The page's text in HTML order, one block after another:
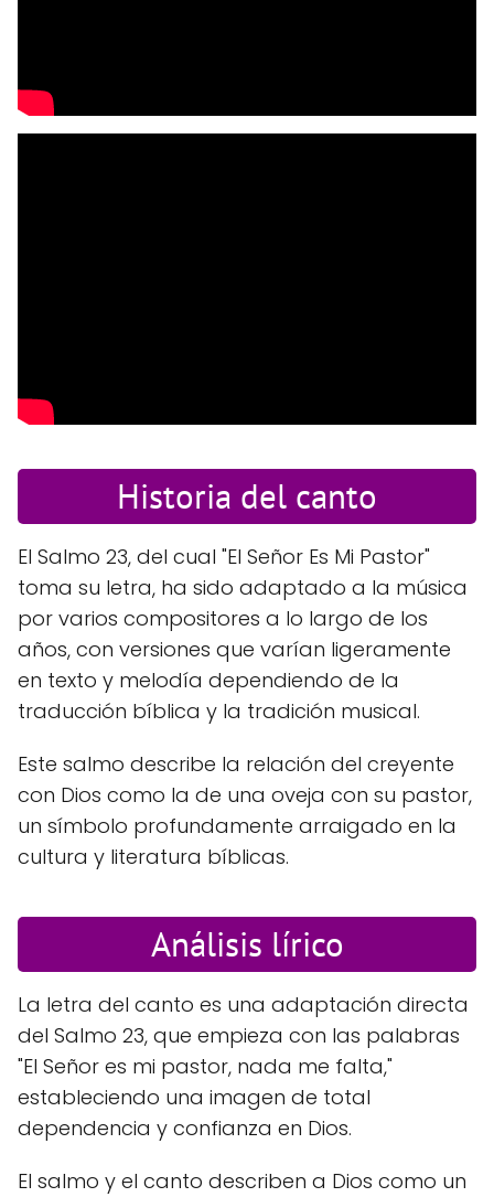
Historia del canto
El Salmo 23, del cual "El Señor Es Mi Pastor"
toma su letra, ha sido adaptado a la música
por varios compositores a lo largo de los
años, con versiones que varían ligeramente
en texto y melodía dependiendo de la
traducción bíblica y la tradición musical.
Este salmo describe la relación del creyente
con Dios como la de una oveja con su pastor,
un símbolo profundamente arraigado en la
cultura y literatura bíblicas.
Análisis lírico
La letra del canto es una adaptación directa
del Salmo 23, que empieza con las palabras
"El Señor es mi pastor, nada me falta,"
estableciendo una imagen de total
dependencia y confianza en Dios.
El salmo y el canto describen a Dios como un